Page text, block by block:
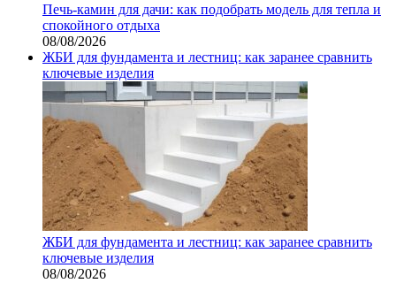
Печь-камин для дачи: как подобрать модель для тепла и
спокойного отдыха
08/08/2026
ЖБИ для фундамента и лестниц: как заранее сравнить
ключевые изделия
ЖБИ для фундамента и лестниц: как заранее сравнить
ключевые изделия
08/08/2026